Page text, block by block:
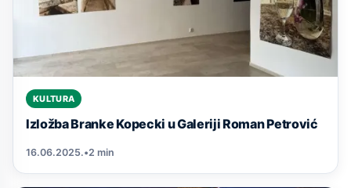
KULTURA
Izložba Branke Kopecki u Galeriji Roman Petrović
16.06.2025.•2 min